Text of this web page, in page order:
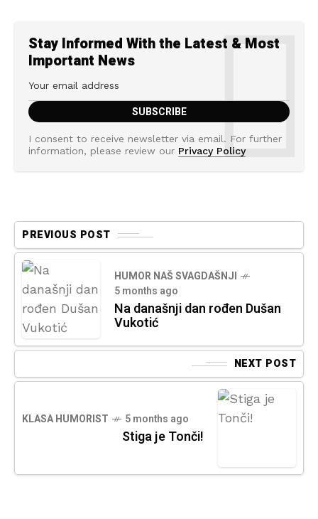
Stay Informed With the Latest & Most
Important News
I consent to receive newsletter via email. For further
information, please review our Privacy Policy
PREVIOUS POST
HUMOR NAŠ SVAGDAŠNJI
5 months ago
Na današnji dan rođen Dušan
Vukotić
NEXT POST
KLASA HUMORIST 5 months ago
Stiga je Tonči!